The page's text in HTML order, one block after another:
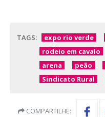
TAGS: expo rio verde
rodeio em cavalo
arena
peão
Sindicato Rural
COMPARTILHE: